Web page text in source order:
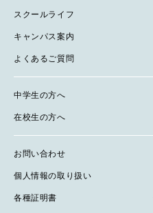
スクールライフ
キャンパス案内
よくあるご質問
中学生の方へ
在校生の方へ
お問い合わせ
個人情報の取り扱い
各種証明書